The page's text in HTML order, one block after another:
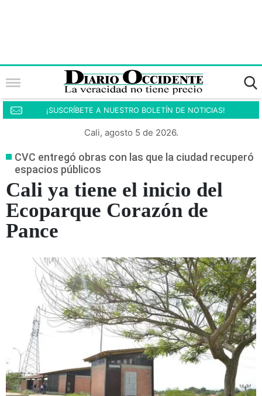
¡SUSCRÍBETE A NUESTRO BOLETÍN DE NOTICIAS!
Cali, agosto 5 de 2026.
CVC entregó obras con las que la ciudad recuperó
espacios públicos
Cali ya tiene el inicio del
Ecoparque Corazón de
Pance